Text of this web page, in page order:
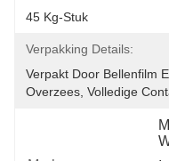
45 Kg-Stuk
Verpakking Details:
Verpakt Door Bellenfilm
Overzees, Volledige
,